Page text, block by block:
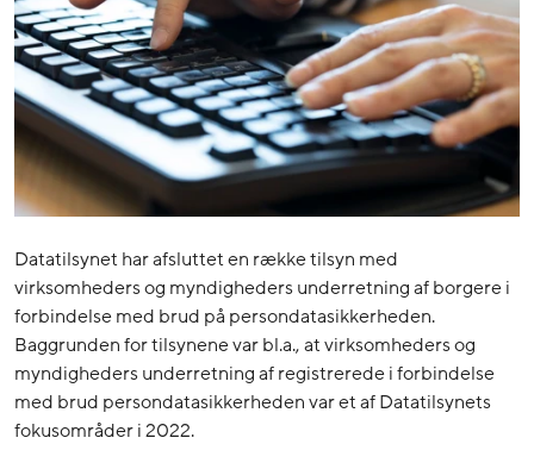
Datatilsynet har afsluttet en række tilsyn med
virksomheders og myndigheders underretning af borgere i
forbindelse med brud på persondatasikkerheden.
Baggrunden for tilsynene var bl.a., at virksomheders og
myndigheders underretning af registrerede i forbindelse
med brud persondatasikkerheden var et af Datatilsynets
fokusområder i 2022.